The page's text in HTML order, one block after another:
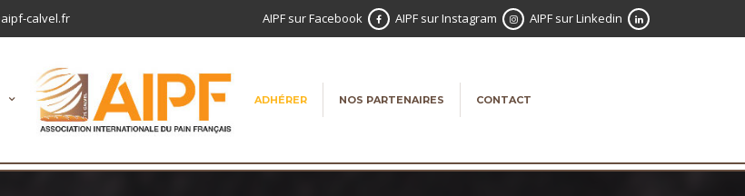
calvel.fr AIPF sur Facebook AIPF sur Instagram AIPF sur Linkedin
ADHÉRER NOS PARTENAIRES CONTACT